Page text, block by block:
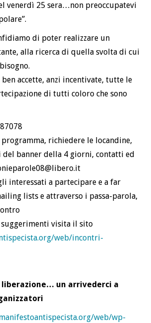
venerdì 25 sera…non preoccupatevi
di poter realizzare un
alla ricerca di quella svolta di cui
ben accette, anzi incentivate, tutte le
di tutti coloro che sono
programma, richiedere le locandine,
del banner della 4 giorni, contatti ed
interessati a partecipare e a far
lists e attraverso i passa-parola,
suggerimenti visita il sito
web/incontri-
liberazione… un arrivederci a
web/wp-